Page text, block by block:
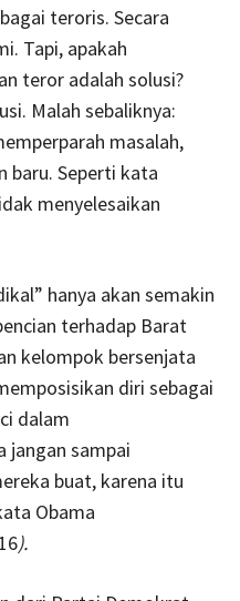
teroris. Secara
Tapi, apakah
teror adalah solusi?
Malah sebaliknya:
masalah,
baru. Seperti kata
menyelesaikan
hanya akan semakin
terhadap Barat
kelompok bersenjata
diri sebagai
dalam
jangan sampai
buat, karena itu
Obama
).